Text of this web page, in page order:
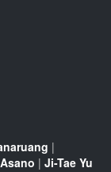
|
| Ji-Tae Yu